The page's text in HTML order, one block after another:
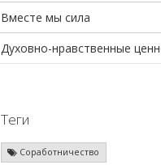
Вместе мы сила
Духовно-нравственные
Теги
Соработничество